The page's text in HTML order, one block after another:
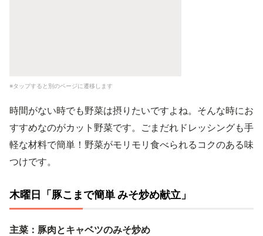
※タップすると別のページに遷移します
時間がない時でも野菜は摂りたいですよね。そんな時にお
すすめなのがカット野菜です。ごまだれドレッシングも手
軽な材料で簡単！野菜がモリモリ食べられるコクのある味
つけです。
木曜日「豚こまで簡単 みそ炒め献立」
主菜：豚肉とキャベツのみそ炒め